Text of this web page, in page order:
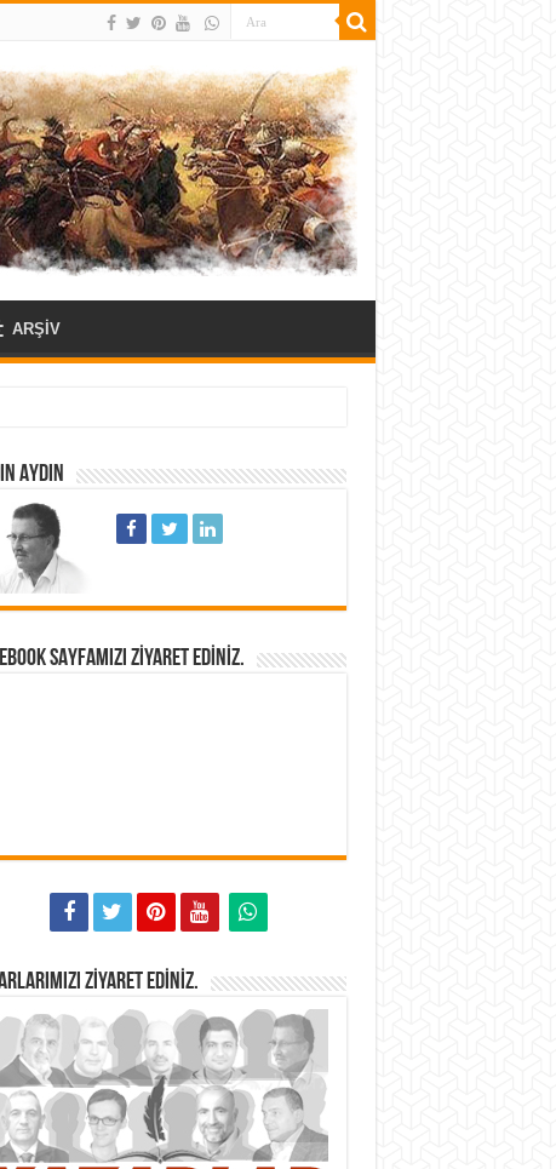
ARŞİV
AYDIN
SAYFAMIZI ZIYARET EDINIZ.
ZIYARET EDINIZ.